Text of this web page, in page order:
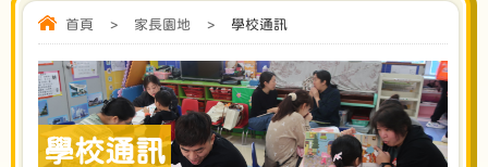
首頁 > 家長園地 > 學校通訊
學校通訊